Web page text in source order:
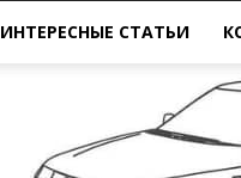
ИНТЕРЕСНЫЕ СТАТЬИ